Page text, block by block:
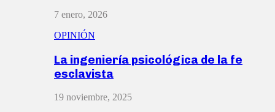
7 enero, 2026
OPINIÓN
La ingeniería psicológica de la fe
esclavista
19 noviembre, 2025